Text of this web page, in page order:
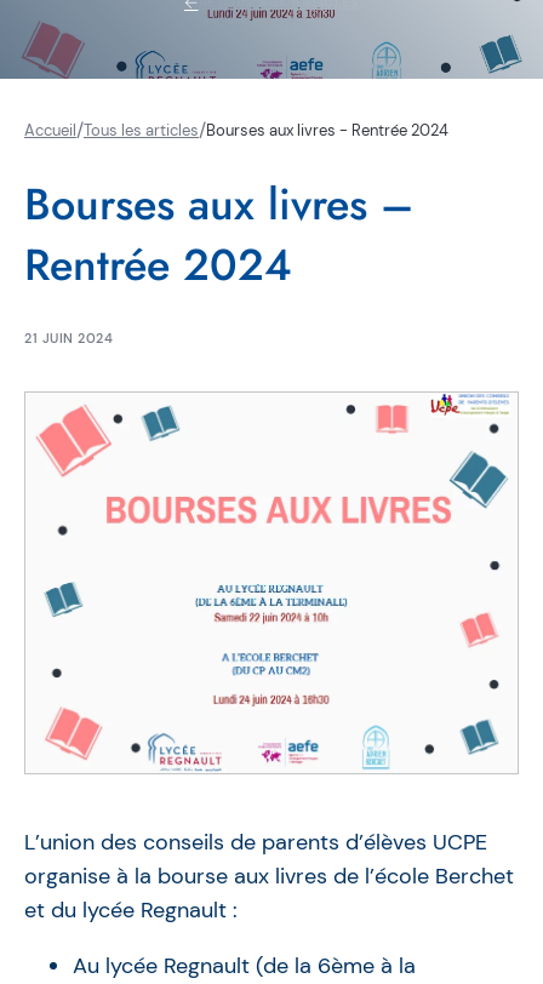
Accueil/Tous les articles/Bourses aux livres - Rentrée 2024
Bourses aux livres –
Rentrée 2024
21 JUIN 2024
L’union des conseils de parents d’élèves UCPE
organise à la bourse aux livres de l’école Berchet
et du lycée Regnault :
Au lycée Regnault (de la 6ème à la